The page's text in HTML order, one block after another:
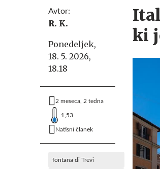
Avtor:
R. K.
Ponedeljek,
18. 5. 2026,
18.18
2 meseca, 2 tedna
1,53
Natisni članek
fontana di Trevi
ki